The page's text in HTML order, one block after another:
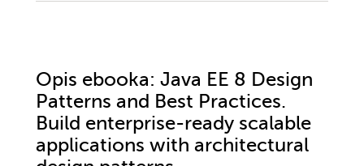
Opis ebooka: Java EE 8 Design
Patterns and Best Practices.
Build enterprise-ready scalable
applications with architectural